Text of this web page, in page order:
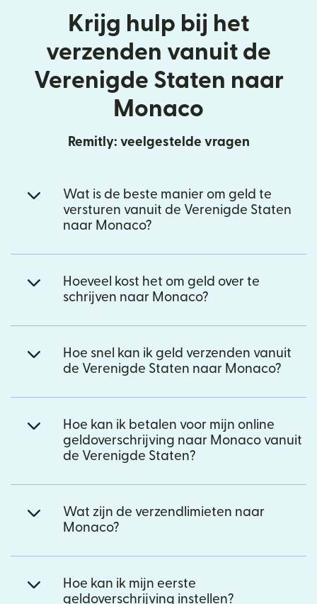
Krijg hulp bij het
verzenden vanuit de
Verenigde Staten naar
Monaco
Remitly: veelgestelde vragen
Wat is de beste manier om geld te
versturen vanuit de Verenigde Staten
naar Monaco?
Hoeveel kost het om geld over te
schrijven naar Monaco?
Hoe snel kan ik geld verzenden vanuit
de Verenigde Staten naar Monaco?
Hoe kan ik betalen voor mijn online
geldoverschrijving naar Monaco vanuit
de Verenigde Staten?
Wat zijn de verzendlimieten naar
Monaco?
Hoe kan ik mijn eerste
geldoverschrijving instellen?